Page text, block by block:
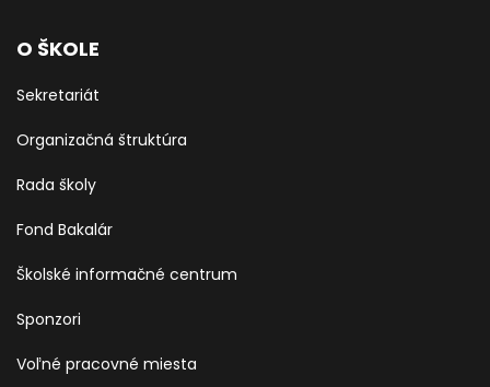
O ŠKOLE
Sekretariát
Organizačná štruktúra
Rada školy
Fond Bakalár
Školské informačné centrum
Sponzori
Voľné pracovné miesta